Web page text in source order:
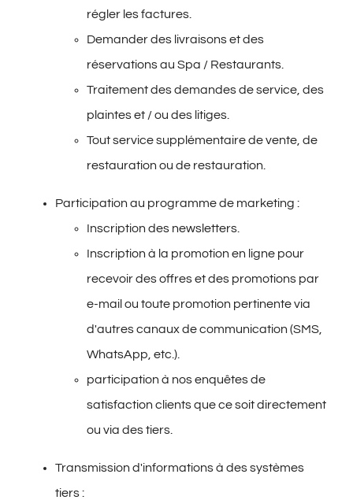
régler les factures.
Demander des livraisons et des
réservations au Spa / Restaurants.
Traitement des demandes de service, des
plaintes et / ou des litiges.
Tout service supplémentaire de vente, de
restauration ou de restauration.
Participation au programme de marketing :
Inscription des newsletters.
Inscription à la promotion en ligne pour
recevoir des offres et des promotions par
e-mail ou toute promotion pertinente via
d'autres canaux de communication (SMS,
WhatsApp, etc.).
participation à nos enquêtes de
satisfaction clients que ce soit directement
ou via des tiers.
Transmission d'informations à des systèmes
tiers :